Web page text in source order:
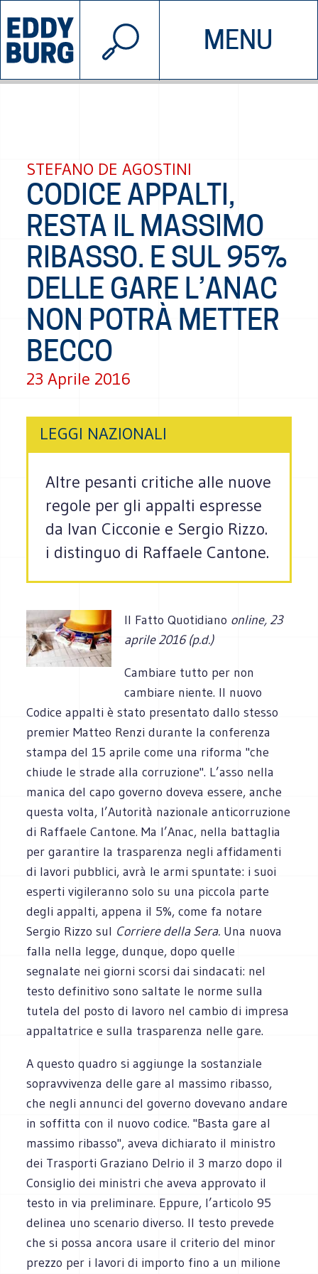
MENU
INIZIATIVE CHI SIAMO
© 2026 EDDYBURG
STEFANO DE AGOSTINI
CODICE APPALTI,
RESTA IL MASSIMO
RIBASSO. E SUL 95%
DELLE GARE L’ANAC
NON POTRÀ METTER
BECCO
23 Aprile 2016
LEGGI NAZIONALI
Altre pesanti critiche alle nuove
regole per gli appalti espresse
da Ivan Cicconie e Sergio Rizzo.
i distinguo di Raffaele Cantone.
Il Fatto Quotidiano online, 23
aprile 2016 (p.d.)
Cambiare tutto per non
cambiare niente. Il nuovo
Codice appalti è stato presentato dallo stesso
premier Matteo Renzi durante la conferenza
stampa del 15 aprile come una riforma "che
chiude le strade alla corruzione". L’asso nella
manica del capo governo doveva essere, anche
questa volta, l’Autorità nazionale anticorruzione
di Raffaele Cantone. Ma l’Anac, nella battaglia
per garantire la trasparenza negli affidamenti
di lavori pubblici, avrà le armi spuntate: i suoi
esperti vigileranno solo su una piccola parte
degli appalti, appena il 5%, come fa notare
Sergio Rizzo sul Corriere della Sera. Una nuova
falla nella legge, dunque, dopo quelle
segnalate nei giorni scorsi dai sindacati: nel
testo definitivo sono saltate le norme sulla
tutela del posto di lavoro nel cambio di impresa
appaltatrice e sulla trasparenza nelle gare.
A questo quadro si aggiunge la sostanziale
sopravvivenza delle gare al massimo ribasso,
che negli annunci del governo dovevano andare
in soffitta con il nuovo codice. "Basta gare al
massimo ribasso", aveva dichiarato il ministro
dei Trasporti Graziano Delrio il 3 marzo dopo il
Consiglio dei ministri che aveva approvato il
testo in via preliminare. Eppure, l’articolo 95
delinea uno scenario diverso. Il testo prevede
che si possa ancora usare il criterio del minor
prezzo per i lavori di importo fino a un milione